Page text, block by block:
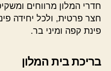
חדרי המלון מרווחים
חצר פרטית, ולכל יחידה
פינת קפה ומיני בר.
בריכת בית המלון